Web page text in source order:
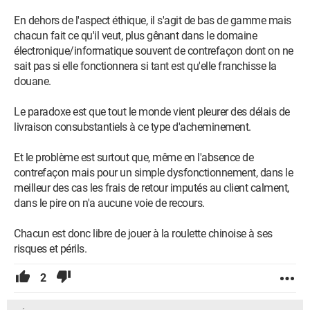
c’est un autre débat.
Avant d’acheter sur AliExpress il faut toujours vérifier "Google
est ton amipour cela" ensuite posez vous la question
pourquoi c’est pas cher ? Car souvent ce qui n’est pas cher
cas, un exemple ici.
sur-aliexpress-120341
J’ai connu Alibaba bien avant l’ouverture D’AliExpress et j’ai
remarqué qu’il y a beaucoup moins d’arnaque sur Alibaba que
quantité.
En dehors de l'aspect éthique, il s'agit de bas de gamme mais
chacun fait ce qu'il veut, plus gênant dans le domaine
électronique/informatique souvent de contrefaçon dont on ne
sait pas si elle fonctionnera si tant est qu'elle franchisse la
douane.
Le paradoxe est que tout le monde vient pleurer des délais de
livraison consubstantiels à ce type d'acheminement.
Et le problème est surtout que, même en l'absence de
contrefaçon mais pour un simple dysfonctionnement, dans le
meilleur des cas les frais de retour imputés au client calment,
dans le pire on n'a aucune voie de recours.
Chacun est donc libre de jouer à la roulette chinoise à ses
risques et périls.
2